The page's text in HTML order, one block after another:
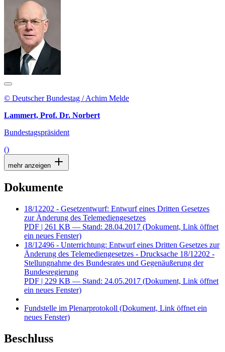
© Deutscher Bundestag / Achim Melde
Lammert, Prof. Dr. Norbert
Bundestagspräsident
()
mehr anzeigen
Dokumente
18/12202 - Gesetzentwurf: Entwurf eines Dritten Gesetzes
zur Änderung des Telemediengesetzes
PDF | 261 KB — Stand: 28.04.2017 (Dokument, Link öffnet
ein neues Fenster)
18/12496 - Unterrichtung: Entwurf eines Dritten Gesetzes zur
Änderung des Telemediengesetzes - Drucksache 18/12202 -
Stellungnahme des Bundesrates und Gegenäußerung der
Bundesregierung
PDF | 229 KB — Stand: 24.05.2017 (Dokument, Link öffnet
ein neues Fenster)
Fundstelle im Plenarprotokoll (Dokument, Link öffnet ein
neues Fenster)
Beschluss